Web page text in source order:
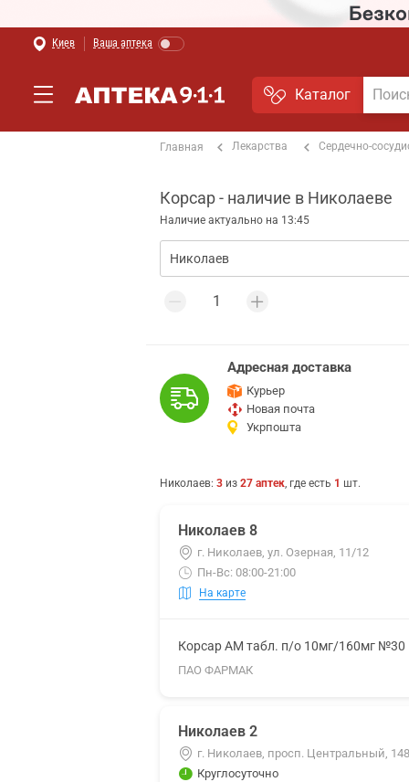
Киев Ваша аптека
Каталог
Главная Лекарства Сердечно-
Корсар - наличие в Николаеве
Наличие актуально на 13:45
Адресная доставка
Курьер
Новая почта
Укрпошта
Николаев: 3 из 27 аптек, где есть 1 шт.
Николаев 8
г. Николаев, ул. Озерная, 11/12
Пн-Вс: 08:00-21:00
На карте
Корсар АМ табл. п/о 10мг/160мг №30
ПАО ФАРМАК
Николаев 2
г. Николаев, просп. Центральный,
Круглосуточно